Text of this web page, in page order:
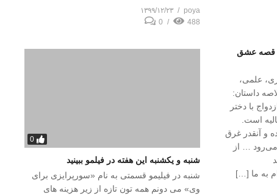
poya
۱۳۹۹/۱۲/۲۳
488
0
قصه عشق
علمی،
دقیقه خلاصه داستان:
با دختر
است.
و آنقدر غرق
… از
0
شنبه و یکشنبه این هفته در فیلمو ببینید
شنبه در فیلیمو قسمتی به نام «سورپرایزی برای
وی» می دونم همه تون تازه از زیر هزینه های